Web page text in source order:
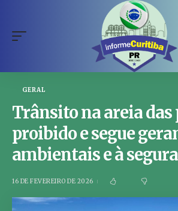
GERAL
Trânsito na areia das
proibido e segue
ambientais e à
16 DE FEVEREIRO DE 2026